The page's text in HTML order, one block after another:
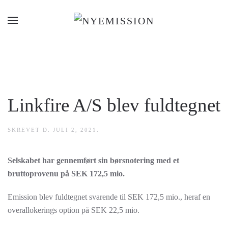
Gå til hovedindhold
Linkfire A/S blev fuldtegnet
SKREVET D. JULI 2, 2021
Selskabet har gennemført sin børsnotering med et
bruttoprovenu på SEK 172,5 mio.
Emission blev fuldtegnet svarende til SEK 172,5 mio., heraf en
overallokerings option på SEK 22,5 mio.